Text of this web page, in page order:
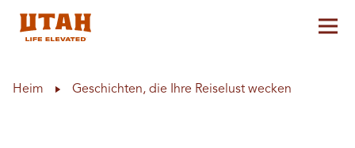
Heim Geschichten, die Ihre Reiselust wecken